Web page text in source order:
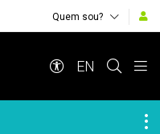
Quem sou?
EN